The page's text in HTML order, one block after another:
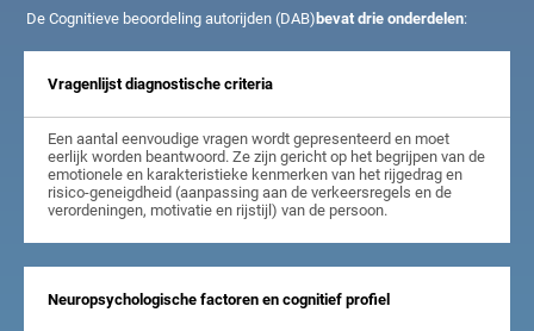
De Cognitieve beoordeling autorijden (DAB) bevat drie onderdelen:
Vragenlijst diagnostische criteria
Een aantal eenvoudige vragen wordt gepresenteerd en moet
eerlijk worden beantwoord. Ze zijn gericht op het begrijpen van de
emotionele en karakteristieke kenmerken van het rijgedrag en
risico-geneigdheid (aanpassing aan de verkeersregels en de
verordeningen, motivatie en rijstijl) van de persoon.
Neuropsychologische factoren en cognitief profiel